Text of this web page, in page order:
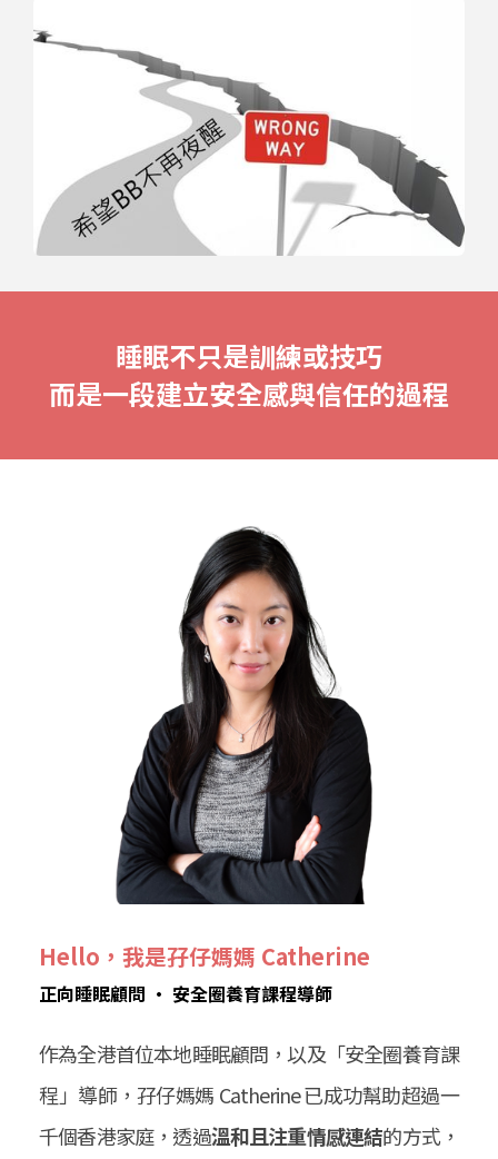
睡眠不只是訓練或技巧
而是一段建立安全感與信任的過程
Hello，我是孖仔媽媽 Catherine
正向睡眠顧問 • 安全圈養育課程導師
作為全港首位本地睡眠顧問，以及「安全圈養育課
程」導師，孖仔媽媽 Catherine 已成功幫助超過一
千個香港家庭，透過溫和且注重情感連結的方式，